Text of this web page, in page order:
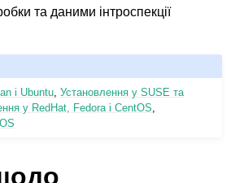
та даними інтроспекції
і Ubuntu ,Установлення у SUSE та
у RedHat, Fedora і CentOS